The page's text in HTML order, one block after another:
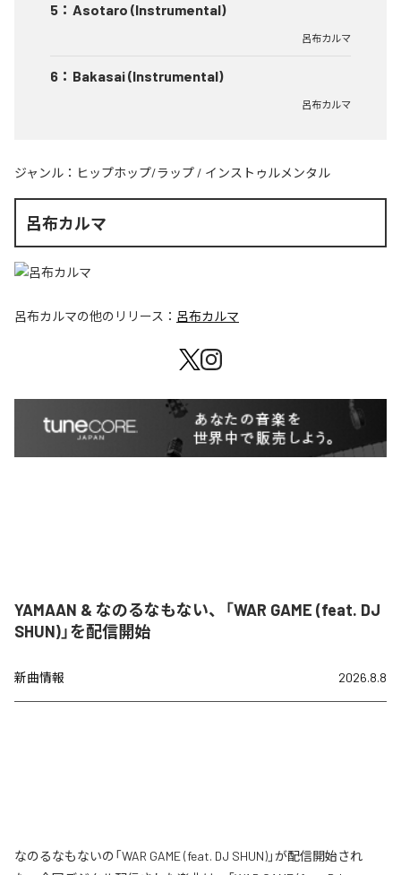
5 ： Asotaro (Instrumental)
呂布カルマ
6 ： Bakasai (Instrumental)
呂布カルマ
ジャンル： ヒップホップ/ラップ / インストゥルメンタル
呂布カルマ
呂布カルマの他のリリース： 呂布カルマ
YAMAAN & なのるなもない、「WAR GAME (feat. DJ
SHUN)」を配信開始
新曲情報 2026.8.8
なのるなもないの「WAR GAME (feat. DJ SHUN)」が配信開始され